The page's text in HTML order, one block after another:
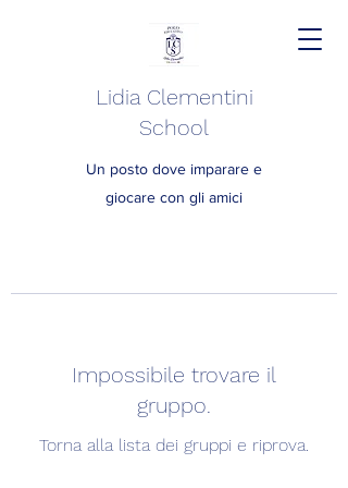
Lidia Clementini
School
Un posto dove imparare e
giocare con gli amici
Impossibile trovare il
gruppo.
Torna alla lista dei gruppi e riprova.